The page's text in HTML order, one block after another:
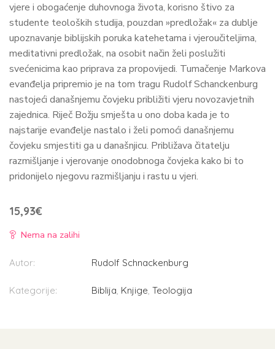
vjere i obogaćenje duhovnoga života, korisno štivo za
studente teoloških studija, pouzdan »predložak« za dublje
upoznavanje biblijskih poruka katehetama i vjeroučiteljima,
meditativni predložak, na osobit način želi poslužiti
svećenicima kao priprava za propovijedi. Tumačenje Markova
evanđelja pripremio je na tom tragu Rudolf Schanckenburg
nastojeći današnjemu čovjeku približiti vjeru novozavjetnih
zajednica. Riječ Božju smješta u ono doba kada je to
najstarije evanđelje nastalo i želi pomoći današnjemu
čovjeku smjestiti ga u današnjicu. Približava čitatelju
razmišljanje i vjerovanje onodobnoga čovjeka kako bi to
pridonijelo njegovu razmišljanju i rastu u vjeri.
15,93€
Nema na zalihi
Autor: Rudolf Schnackenburg
Kategorije: Biblija, Knjige, Teologija